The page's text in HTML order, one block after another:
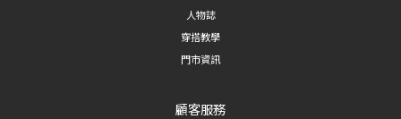
人物誌
穿搭教學
門市資訊
顧客服務